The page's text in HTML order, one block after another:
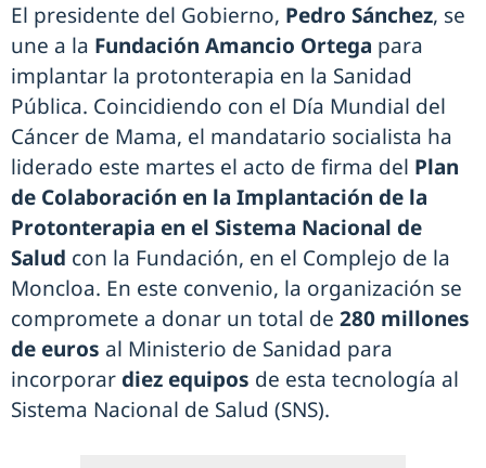
El presidente del Gobierno, Pedro Sánchez, se
une a la Fundación Amancio Ortega para
implantar la protonterapia en la Sanidad
Pública. Coincidiendo con el Día Mundial del
Cáncer de Mama, el mandatario socialista ha
liderado este martes el acto de firma del Plan
de Colaboración en la Implantación de la
Protonterapia en el Sistema Nacional de
Salud con la Fundación, en el Complejo de la
Moncloa. En este convenio, la organización se
compromete a donar un total de 280 millones
de euros al Ministerio de Sanidad para
incorporar diez equipos de esta tecnología al
Sistema Nacional de Salud (SNS).